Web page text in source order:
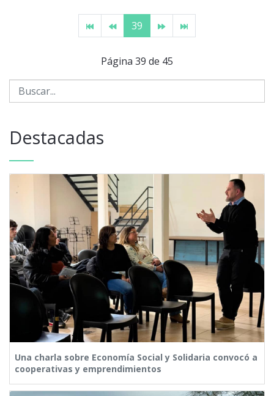
39
Página 39 de 45
Destacadas
Una charla sobre Economía Social y Solidaria convocó a
cooperativas y emprendimientos